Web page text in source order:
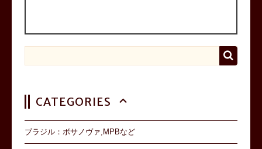
CATEGORIES
ブラジル：ボサノヴァ,MPBなど